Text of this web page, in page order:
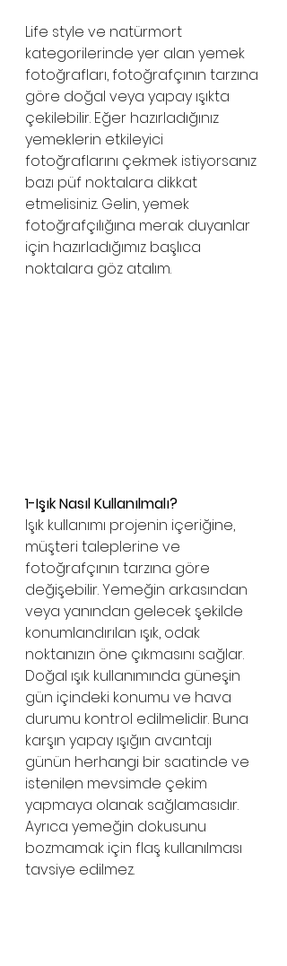
Life style ve natürmort
kategorilerinde yer alan yemek
fotoğrafları, fotoğrafçının tarzına
göre doğal veya yapay ışıkta
çekilebilir. Eğer hazırladığınız
yemeklerin etkileyici
fotoğraflarını çekmek istiyorsanız
bazı püf noktalara dikkat
etmelisiniz. Gelin, yemek
fotoğrafçılığına merak duyanlar
için hazırladığımız başlıca
noktalara göz atalım.
1-Işık Nasıl Kullanılmalı?
Işık kullanımı projenin içeriğine,
müşteri taleplerine ve
fotoğrafçının tarzına göre
değişebilir. Yemeğin arkasından
veya yanından gelecek şekilde
konumlandırılan ışık, odak
noktanızın öne çıkmasını sağlar.
Doğal ışık kullanımında güneşin
gün içindeki konumu ve hava
durumu kontrol edilmelidir. Buna
karşın yapay ışığın avantajı
günün herhangi bir saatinde ve
istenilen mevsimde çekim
yapmaya olanak sağlamasıdır.
Ayrıca yemeğin dokusunu
bozmamak için flaş kullanılması
tavsiye edilmez.